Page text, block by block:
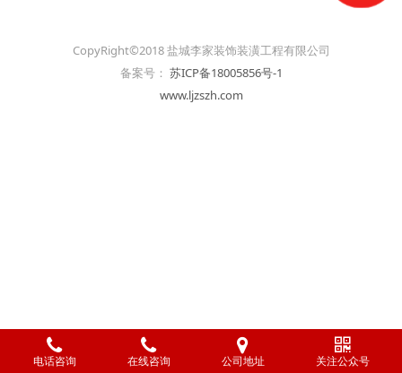
CopyRight©2018 盐城李家装饰装潢工程有限公司
备案号： 苏ICP备18005856号-1
www.ljzszh.com
电话咨询 在线咨询 公司地址 关注公众号